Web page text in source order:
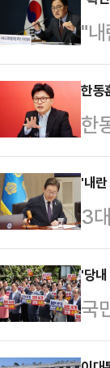
"
다
을
하
우
회
법
각
한동
한
수
들
라
상
서
한
꺼
'내
3
법
제
누
로
'당
국
이